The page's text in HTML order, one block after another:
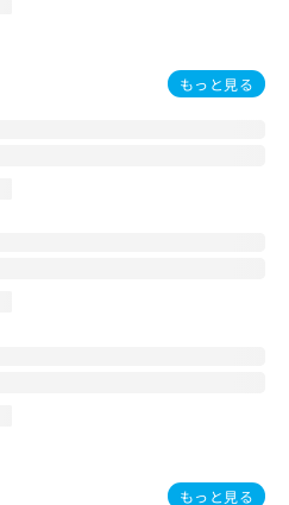
もっと見る
もっと見る